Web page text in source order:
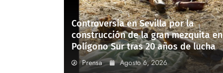
Controversia en Sevilla por la
construcción de la gran mezquita en
Polígono Sur tras 20 años de lucha
Prensa Agosto 6, 2026